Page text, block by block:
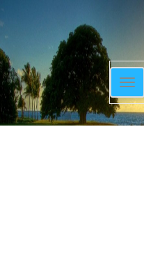
Toggle
navigation